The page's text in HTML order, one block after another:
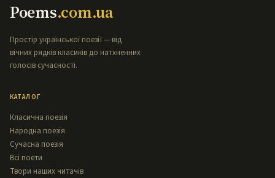
Poems.com.ua
Простір української поезії — від
вічних рядків класиків до натхненних
голосів сучасності.
КАТАЛОГ
Класична поезія
Народна поезія
Сучасна поезія
Всі поети
Твори наших читачів